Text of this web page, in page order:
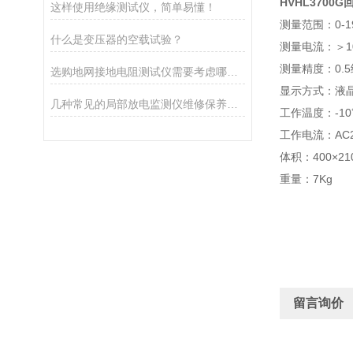
这样使用绝缘测试仪，简单易懂！
什么是变压器的空载试验？
选购地网接地电阻测试仪需要考虑哪些问题？
测量范围：0-
测量电流：＞
测量精度：0.5
显示方式：液
工作温度：-
工作电流：
体积：
重量：7Kg
留言询价